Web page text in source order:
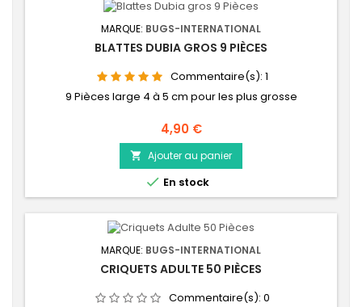
MARQUE: BUGS-INTERNATIONAL
BLATTES DUBIA GROS 9 PIÈCES
Commentaire(s): 1
9 Pièces large 4 à 5 cm pour les plus grosse
Prix
4,90 €
 Ajouter au panier
 En stock
MARQUE: BUGS-INTERNATIONAL
CRIQUETS ADULTE 50 PIÈCES
Commentaire(s): 0